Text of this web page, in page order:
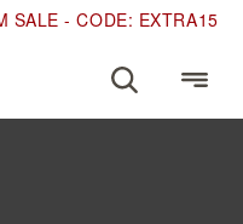
SALE - CODE: EXTRA15